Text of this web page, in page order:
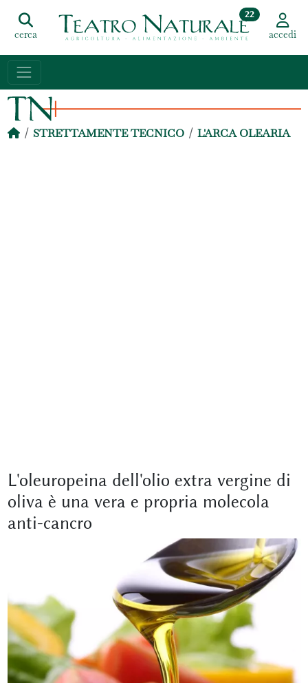
cerca
22
accedi
STRETTAMENTE TECNICO L'ARCA OLEARIA
L'oleuropeina dell'olio extra vergine di
oliva è una vera e propria molecola
anti-cancro